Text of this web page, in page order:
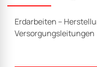
Erdarbeiten –
Versorgungsleitungen